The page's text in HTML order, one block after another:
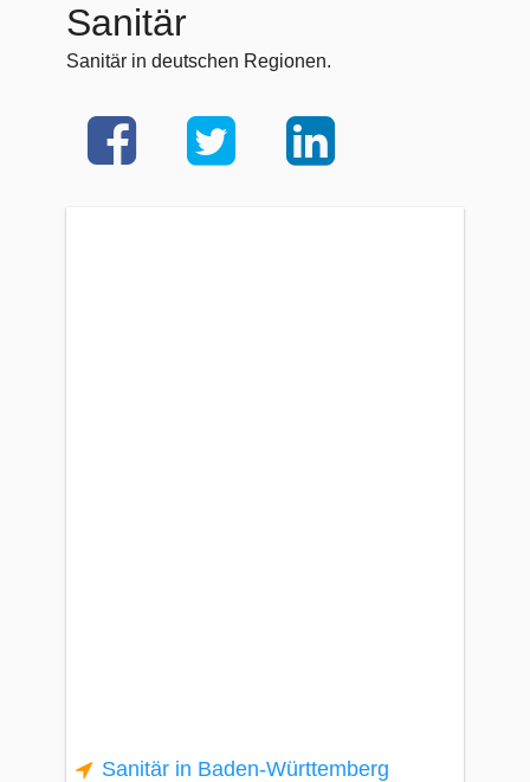
Sanitär
Sanitär in deutschen Regionen.
Sanitär in Baden-Württemberg